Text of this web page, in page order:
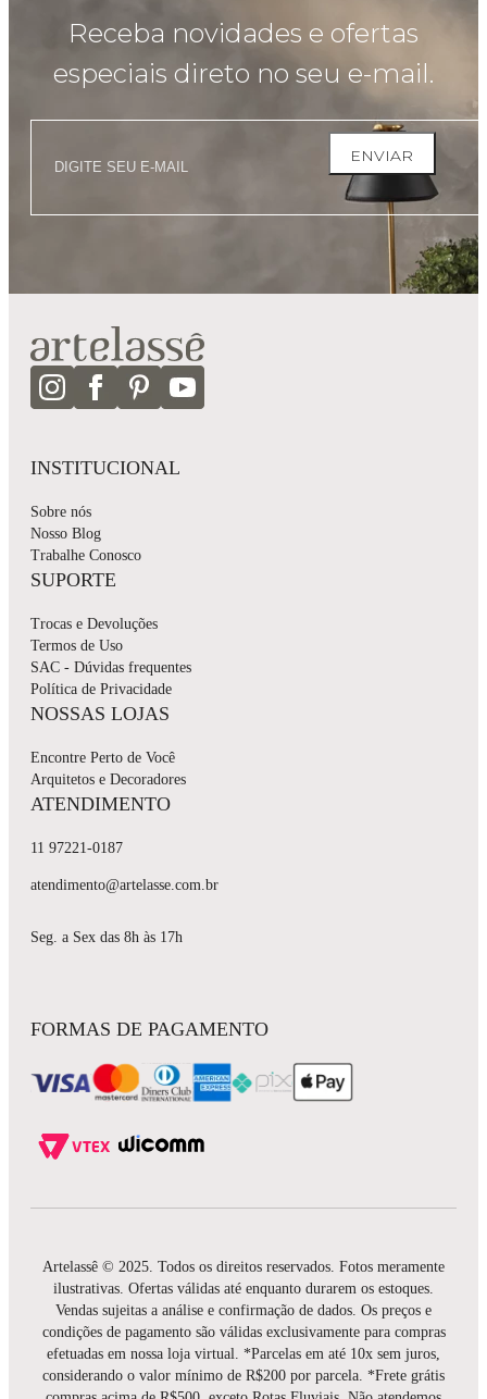
Receba novidades e ofertas
especiais direto no seu e-mail.
ENVIAR
INSTITUCIONAL
Sobre nós
Nosso Blog
Trabalhe Conosco
SUPORTE
Trocas e Devoluções
Termos de Uso
SAC - Dúvidas frequentes
Política de Privacidade
NOSSAS LOJAS
Encontre Perto de Você
Arquitetos e Decoradores
ATENDIMENTO
11 97221-0187
atendimento@artelasse.com.br
Seg. a Sex das 8h às 17h
FORMAS DE PAGAMENTO
Artelassê © 2025. Todos os direitos reservados. Fotos meramente
ilustrativas. Ofertas válidas até enquanto durarem os estoques.
Vendas sujeitas a análise e confirmação de dados. Os preços e
condições de pagamento são válidas exclusivamente para compras
efetuadas em nossa loja virtual. *Parcelas em até 10x sem juros,
considerando o valor mínimo de R$200 por parcela. *Frete grátis